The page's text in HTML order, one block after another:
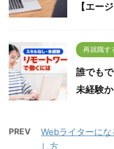
【エー
再就職す
誰でも
未経験
PREV
Webライターに
し方